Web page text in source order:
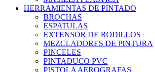
HERRAMIENTAS DE PINTADO
BROCHAS
ESPATULAS
EXTENSOR DE RODILLOS
MEZCLADORES DE PINTURA
PINCELES
PINTADUCO PVC
PISTOLA AEROGRAFAS